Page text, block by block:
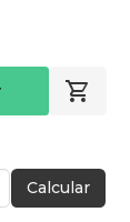
Calcular